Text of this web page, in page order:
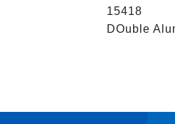
15418
DOuble